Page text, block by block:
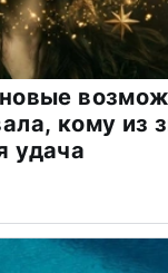
кому из
удача